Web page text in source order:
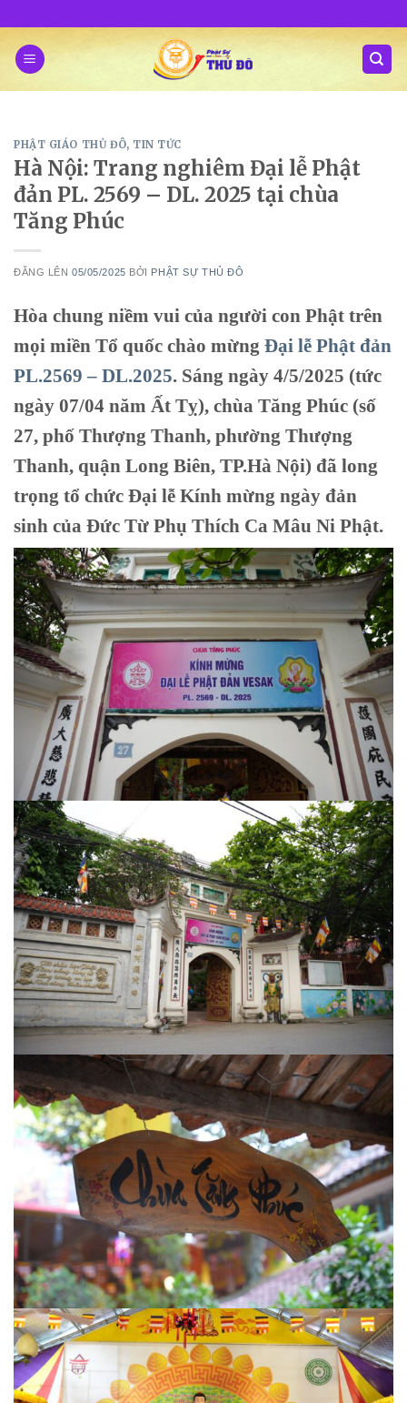
content
PHẬT GIÁO THỦ ĐÔ, TIN TỨC
Hà Nội: Trang nghiêm Đại lễ Phật
đản PL. 2569 – DL. 2025 tại chùa
Tăng Phúc
ĐĂNG LÊN05/05/2025 BỞI PHẬT SỰ THỦ ĐÔ
Hòa chung niềm vui của người con Phật trên
mọi miền Tổ quốc chào mừng Đại lễ Phật đản
PL.2569 – DL.2025. Sáng ngày 4/5/2025 (tức
ngày 07/04 năm Ất Tỵ), chùa Tăng Phúc (số
27, phố Thượng Thanh, phường Thượng
Thanh, quận Long Biên, TP.Hà Nội) đã long
trọng tổ chức Đại lễ Kính mừng ngày đản
sinh của Đức Từ Phụ Thích Ca Mâu Ni Phật.